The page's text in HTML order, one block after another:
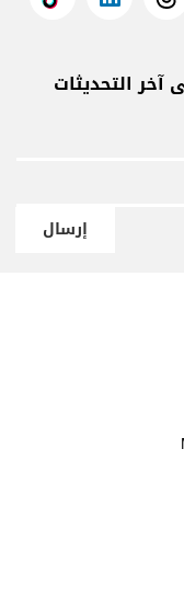
آخر التحديثات
إرسال